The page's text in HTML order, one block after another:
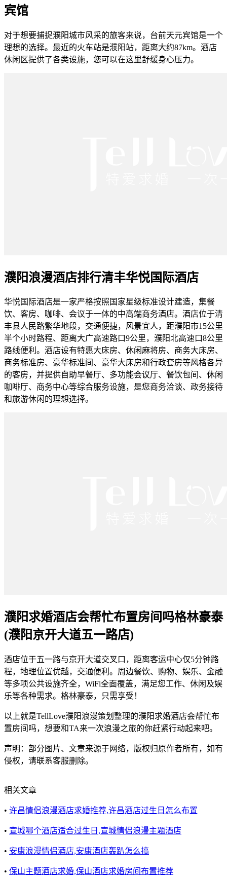
宾馆
对于想要捕捉濮阳城市风采的旅客来说，台前天元宾馆是一个
理想的选择。最近的火车站是濮阳站，距离大约87km。酒店
休闲区提供了各类设施，您可以在这里舒缓身心压力。
濮阳浪漫酒店排行清丰华悦国际酒店
华悦国际酒店是一家严格按照国家星级标准设计建造，集餐
饮、客房、咖啡、会议于一体的中高端商务酒店。酒店位于清
丰县人民路繁华地段，交通便捷，风景宜人，距濮阳市15公里
半个小时路程、距离大广高速路口9公里，濮阳北高速口8公里
路线便利。酒店设有特惠大床房、休闲麻将房、商务大床房、
商务标准房、豪华标准间、豪华大床房和行政套房等风格各异
的客房，并提供自助早餐厅、多功能会议厅、餐饮包间、休闲
咖啡厅、商务中心等综合服务设施，是您商务洽谈、政务接待
和旅游休闲的理想选择。
濮阳求婚酒店会帮忙布置房间吗格林豪泰
(濮阳京开大道五一路店)
酒店位于五一路与京开大道交叉口，距离客运中心仅5分钟路
程，地理位置优越，交通便利。周边餐饮、购物、娱乐、金融
等多项公共设施齐全，WiFi全面覆盖，满足您工作、休闲及娱
乐等各种需求。格林豪泰，只需享受！
以上就是TellLove濮阳浪漫策划整理的濮阳求婚酒店会帮忙布
置房间吗，想要和TA来一次浪漫之旅的你赶紧行动起来吧。
声明：部分图片、文章来源于网络，版权归原作者所有，如有
侵权，请联系客服删除。
相关文章
• 许昌情侣浪漫酒店求婚推荐,许昌酒店过生日怎么布置
• 宣城哪个酒店适合过生日,宣城情侣浪漫主题酒店
• 安康浪漫情侣酒店,安康酒店轰趴怎么搞
• 保山主题酒店求婚,保山酒店求婚房间布置推荐